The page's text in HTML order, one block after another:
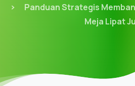
Panduan Strategis
Meja Lipat